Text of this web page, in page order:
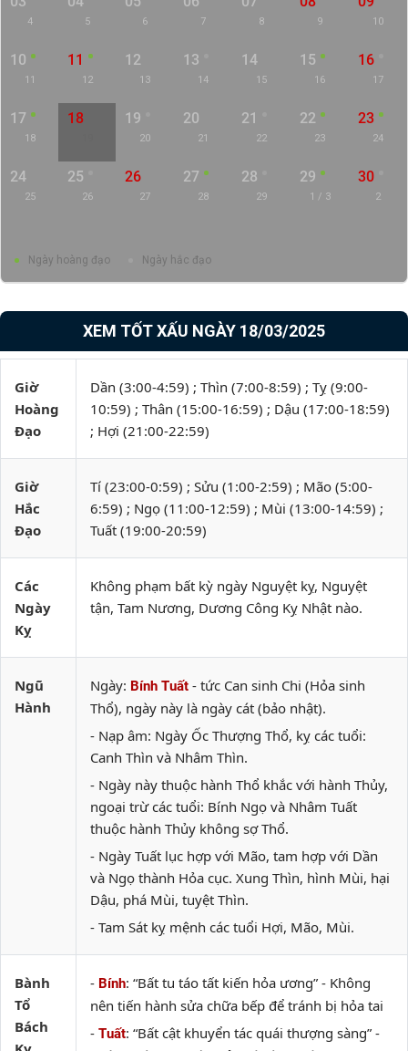
4 5 6 7 8 9 10
10
11
11
12
12
13
13
14
14
15
15
16
16
17
17
18
18 19
20
20
21
21
22
22
23
23
24
24
25
25
26
26
27
27
28
28
29
29
1 / 3
30
2
Ngày hoàng đạo Ngày hắc đạo
XEM TỐT XẤU NGÀY 18/03/2025
Giờ
Hoàng
Đạo
Dần (3:00-4:59) ; Thìn (7:00-8:59) ; Tỵ (9:00-
10:59) ; Thân (15:00-16:59) ; Dậu (17:00-18:59)
; Hợi (21:00-22:59)
Giờ
Hắc
Đạo
Tí (23:00-0:59) ; Sửu (1:00-2:59) ; Mão (5:00-
6:59) ; Ngọ (11:00-12:59) ; Mùi (13:00-14:59) ;
Tuất (19:00-20:59)
Các
Ngày
Kỵ
Không phạm bất kỳ ngày Nguyệt kỵ, Nguyệt
tận, Tam Nương, Dương Công Kỵ Nhật nào.
Ngũ
Hành
Ngày: Bính Tuất - tức Can sinh Chi (Hỏa sinh
Thổ), ngày này là ngày cát (bảo nhật).
- Nạp âm: Ngày Ốc Thượng Thổ, kỵ các tuổi:
Canh Thìn và Nhâm Thìn.
- Ngày này thuộc hành Thổ khắc với hành Thủy,
ngoại trừ các tuổi: Bính Ngọ và Nhâm Tuất
thuộc hành Thủy không sợ Thổ.
- Ngày Tuất lục hợp với Mão, tam hợp với Dần
và Ngọ thành Hỏa cục. Xung Thìn, hình Mùi, hại
Dậu, phá Mùi, tuyệt Thìn.
- Tam Sát kỵ mệnh các tuổi Hợi, Mão, Mùi.
Bành
Tổ
Bách
- Bính: “Bất tu táo tất kiến hỏa ương” - Không
nên tiến hành sửa chữa bếp để tránh bị hỏa tai
- Tuất: “Bất cật khuyển tác quái thượng sàng” -